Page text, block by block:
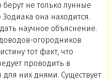
не только лунные
она находится.
научное объяснение.
огородников
тот факт, что
проводить в
них днями. Существует